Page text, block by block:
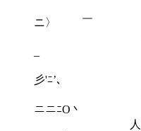
jニニニ∨.
ニ〉 ￣
V'ニニﾆ∨ Y
ﾊ=ﾆﾆﾆV .
彡'ﾆ’、
ﾒ、マ二k' ,
ニニﾆO丶
人 ー y ,ｲ